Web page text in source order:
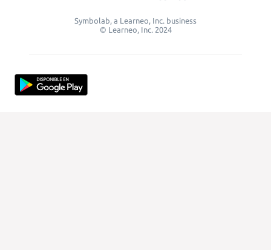
Symbolab, a Learneo, Inc. business
© Learneo, Inc. 2024